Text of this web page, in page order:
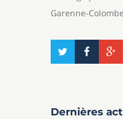
Garenne-
Dernières